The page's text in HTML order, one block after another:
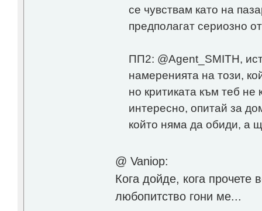
се чувствам като на
предполагат сериозно
ПП2: @Agent_SMITH,
намеренията на този,
но критиката към теб не
интересно, опитай за
който няма да обиди, а
@ Vaniop:
Кога дойде, кога
любопитство гони ме...